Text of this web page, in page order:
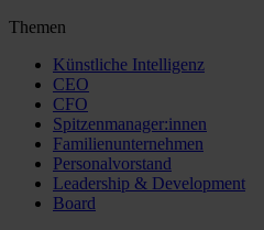
Themen
Künstliche Intelligenz
CEO
CFO
Spitzenmanager:innen
Familienunternehmen
Personalvorstand
Leadership & Development
Board